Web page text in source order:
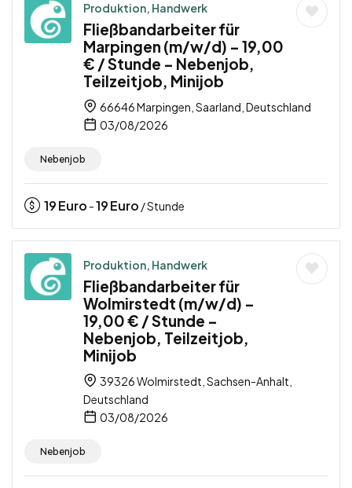
Produktion, Handwerk
Fließbandarbeiter für
Marpingen (m/w/d) – 19,00
€ / Stunde – Nebenjob,
Teilzeitjob, Minijob
66646 Marpingen, Saarland, Deutschland
03/08/2026
Nebenjob
19Euro -19Euro / Stunde
Produktion, Handwerk
Fließbandarbeiter für
Wolmirstedt (m/w/d) –
19,00 € / Stunde –
Nebenjob, Teilzeitjob,
Minijob
39326 Wolmirstedt, Sachsen-Anhalt,
Deutschland
03/08/2026
Nebenjob